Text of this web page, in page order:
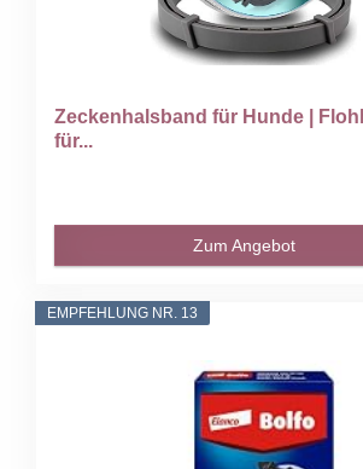
Zeckenhalsband für Hunde |
für...
Zum Angebot
EMPFEHLUNG NR. 13